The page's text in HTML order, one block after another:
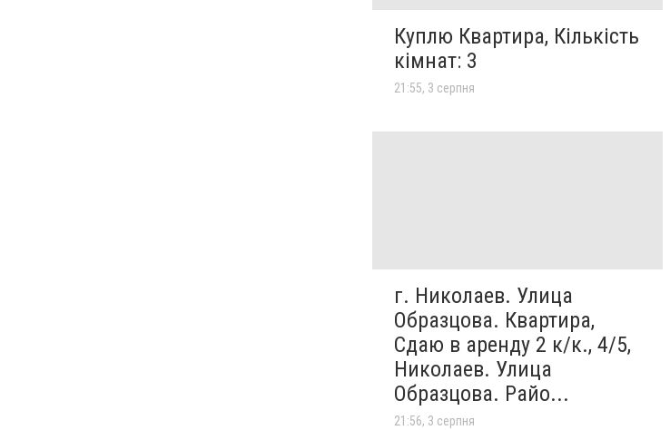
Куплю Квартира, Кількість
кімнат: 3
21:55, 3 серпня
г. Николаев. Улица
Образцова. Квартира,
Сдаю в аренду 2 к/к., 4/5,
Николаев. Улица
Образцова. Райо...
21:56, 3 серпня